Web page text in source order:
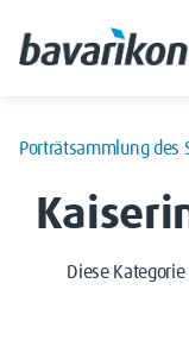
Porträtsammlung des
Diese